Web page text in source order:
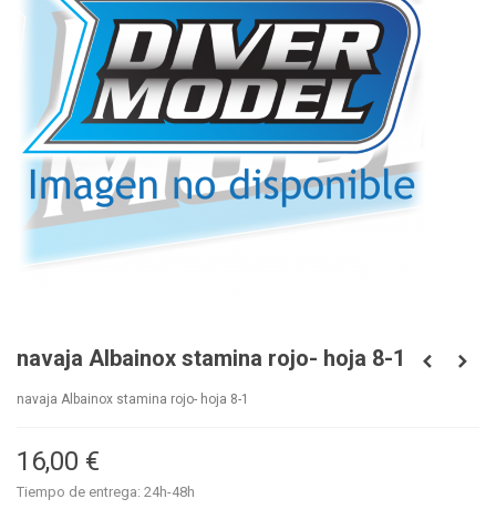
navaja Albainox stamina rojo- hoja 8-1
navaja Albainox stamina rojo- hoja 8-1
16,00 €
Tiempo de entrega: 24h-48h